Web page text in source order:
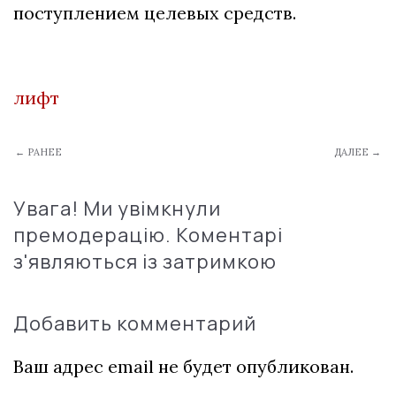
поступлением целевых средств.
лифт
← РАНЕЕ ДАЛЕЕ →
Увага! Ми увімкнули
премодерацію. Коментарі
з'являються із затримкою
Добавить комментарий
Ваш адрес email не будет опубликован.